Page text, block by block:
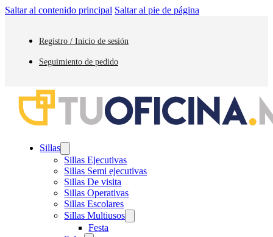
Saltar al contenido principal Saltar al pie de página
Registro / Inicio de sesión
Seguimiento de pedido
Sillas
Sillas Ejecutivas
Sillas Semi ejecutivas
Sillas De visita
Sillas Operativas
Sillas Escolares
Sillas Multiusos
Festa